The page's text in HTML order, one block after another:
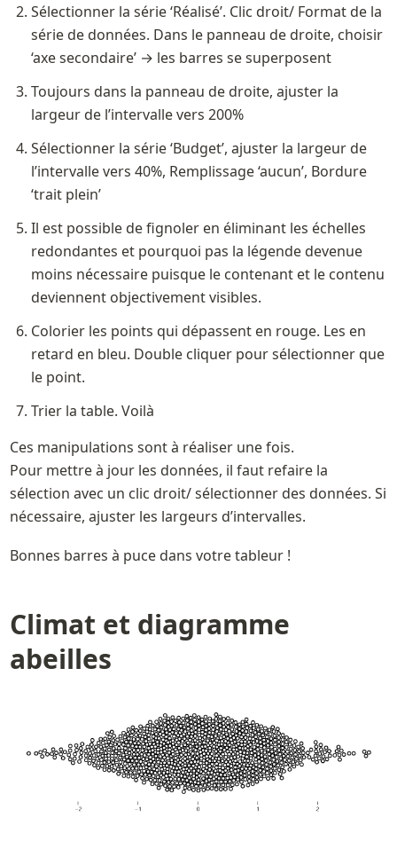
Sélectionner la série ‘Réalisé’. Clic droit/ Format de la
série de données. Dans le panneau de droite, choisir
‘axe secondaire’ → les barres se superposent
Toujours dans la panneau de droite, ajuster la
largeur de l’intervalle vers 200%
Sélectionner la série ‘Budget’, ajuster la largeur de
l’intervalle vers 40%, Remplissage ‘aucun’, Bordure
‘trait plein’
Il est possible de fignoler en éliminant les échelles
redondantes et pourquoi pas la légende devenue
moins nécessaire puisque le contenant et le contenu
deviennent objectivement visibles.
Colorier les points qui dépassent en rouge. Les en
retard en bleu. Double cliquer pour sélectionner que
le point.
Trier la table. Voilà
Ces manipulations sont à réaliser une fois.
Pour mettre à jour les données, il faut refaire la
sélection avec un clic droit/ sélectionner des données. Si
nécessaire, ajuster les largeurs d’intervalles.
Climat et diagramme
abeilles